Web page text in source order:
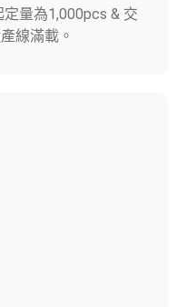
量為1,000pcs & 交
線滿載。